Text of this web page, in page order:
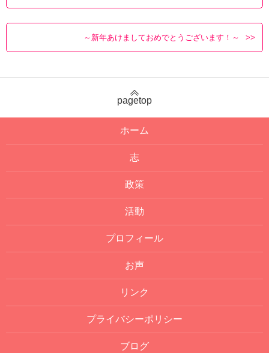
～新年あけましておめでとうございます！～
pagetop
ホーム
志
政策
活動
プロフィール
お声
リンク
プライバシーポリシー
ブログ